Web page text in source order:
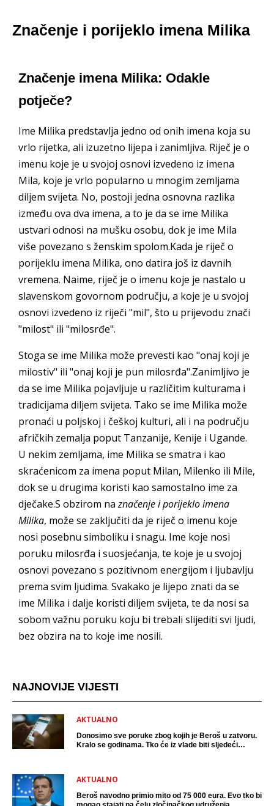
Značenje i porijeklo imena Milika
Značenje imena Milika: Odakle
potječe?
Ime Milika predstavlja jedno od onih imena koja su
vrlo rijetka, ali izuzetno lijepa i zanimljiva. Riječ je o
imenu koje je u svojoj osnovi izvedeno iz imena
Mila, koje je vrlo popularno u mnogim zemljama
diljem svijeta. No, postoji jedna osnovna razlika
između ova dva imena, a to je da se ime Milika
ustvari odnosi na mušku osobu, dok je ime Mila
više povezano s ženskim spolom.Kada je riječ o
porijeklu imena Milika, ono datira još iz davnih
vremena. Naime, riječ je o imenu koje je nastalo u
slavenskom govornom području, a koje je u svojoj
osnovi izvedeno iz riječi "mil", što u prijevodu znači
"milost" ili "milosrđe".
Stoga se ime Milika može prevesti kao "onaj koji je
milostiv" ili "onaj koji je pun milosrđa".Zanimljivo je
da se ime Milika pojavljuje u različitim kulturama i
tradicijama diljem svijeta. Tako se ime Milika može
pronaći u poljskoj i češkoj kulturi, ali i na području
afričkih zemalja poput Tanzanije, Kenije i Ugande.
U nekim zemljama, ime Milika se smatra i kao
skraćenicom za imena poput Milan, Milenko ili Mile,
dok se u drugima koristi kao samostalno ime za
dječake.S obzirom naznačenje i porijeklo imena
Milika, može se zaključiti da je riječ o imenu koje
nosi posebnu simboliku i snagu. Ime koje nosi
poruku milosrđa i suosjećanja, te koje je u svojoj
osnovi povezano s pozitivnom energijom i ljubavlju
prema svim ljudima. Svakako je lijepo znati da se
ime Milika i dalje koristi diljem svijeta, te da nosi sa
sobom važnu poruku koju bi trebali slijediti svi ljudi,
bez obzira na to koje ime nosili.
NAJNOVIJE VIJESTI
AKTUALNO
Donosimo sve poruke zbog kojih je Beroš u zatvoru.
Kralo se godinama. Tko će iz vlade biti sljedeći
AKTUALNO
Beroš navodno primio mito od 75 000 eura. Evo tko bi